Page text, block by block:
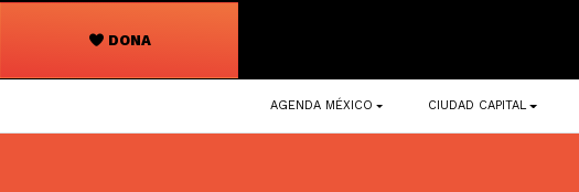
DONA
Navegación
principal
AGENDA MÉXICO CIUDAD CAPITAL